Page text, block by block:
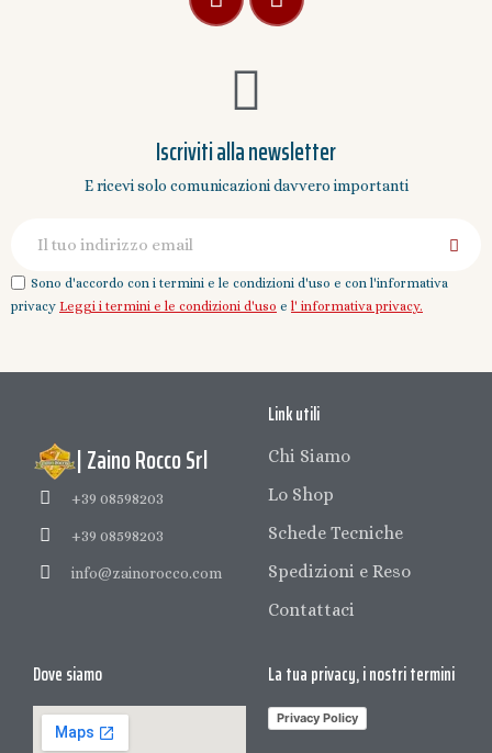
Iscriviti alla newsletter
E ricevi solo comunicazioni davvero importanti
Sono d'accordo con i termini e le condizioni d'uso e con l'informativa
privacy Leggi i termini e le condizioni d'uso e l' informativa privacy.
| Zaino Rocco Srl
+39 08598203
+39 08598203
info@zainorocco.com
Link utili
Chi Siamo
Lo Shop
Schede Tecniche
Spedizioni e Reso
Contattaci
Dove siamo La tua privacy, i nostri termini
Privacy Policy